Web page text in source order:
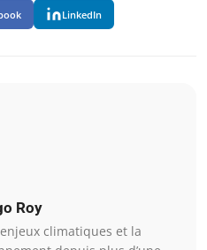
LinkedIn
Roy
climatiques et la